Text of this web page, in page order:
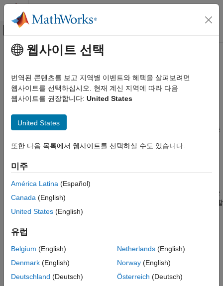
콘텐츠로 바로 가기
오프캔버스 탐색 메뉴 토글
문서 홈
자동차
Automated Driving Toolbox
카테고리
Automated Driving Toolbox 시작하기
응용 분야
RoadRunner Scenario 시뮬레이션
Ground Truth 레이블 지정
파일 I/O
주요 콘텐츠
파일 I/O
외부 소스에서 자동차 데이터 읽어오고시각화하기
Automated Driving Toolbox™는 다양한 타사 파일에서 자동차
업계에는 자동차 데이터를 여러 형식으로 저장하는 매우 다양한
파일 형식이 있습니다. 자동차 데이터에는 라이다, IMU, 카메라 등
지정 측정값 등이 포함됩니다.
Velodyne 라이다는 포인트 클라우드 데이터를 패킷 캡처(PCAP)
파일에 저장합니다. 포인트 클라우드는 PLY 또는 PCD 파일로도
센서는
IMU, GPS, 카메라, 라이다 등 여러 센서의 데이터를 동시에 포함할
수 있는Ibeo data container
Elelktrobit에서 개발한 데이터 형식으로, 여러 자동차 센서의
HDLM)은 자율주행 응용 분야를 위한 고해상도 맵 데이터를
제공하는 웹 서비스입니다.
웹사이트 선택
번역된 콘텐츠를 보고 지역별 이벤트와 혜택을 살펴보려면
웹사이트를 선택하십시오. 현재 계신 지역에 따라 다음
웹사이트를 권장합니다: United States
United States
또한 다음 목록에서 웹사이트를 선택하실 수도 있습니다.
미주
América Latina (Español)
Canada (English)
United States (English)
유럽
Belgium (English)
Denmark (English)
Deutschland (Deutsch)
Netherlands(English)
Norway(English)
Österreich (Deutsch)